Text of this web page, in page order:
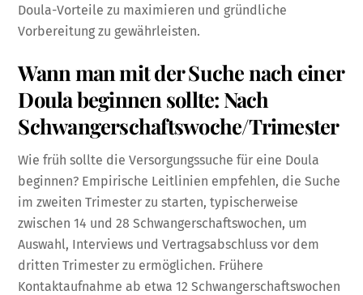
Doula-Vorteile zu maximieren und gründliche
Vorbereitung zu gewährleisten.
Wann man mit der Suche nach einer
Doula beginnen sollte: Nach
Schwangerschaftswoche/Trimester
Wie früh sollte die Versorgungssuche für eine Doula
beginnen? Empirische Leitlinien empfehlen, die Suche
im zweiten Trimester zu starten, typischerweise
zwischen 14 und 28 Schwangerschaftswochen, um
Auswahl, Interviews und Vertragsabschluss vor dem
dritten Trimester zu ermöglichen. Frühere
Kontaktaufnahme ab etwa 12 Schwangerschaftswochen